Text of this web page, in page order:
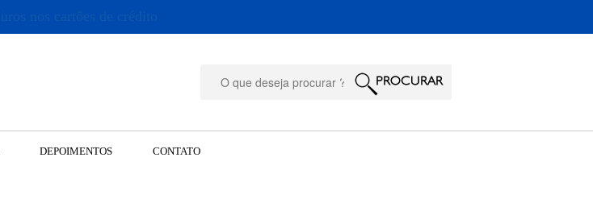
DEPOIMENTOS CONTATO